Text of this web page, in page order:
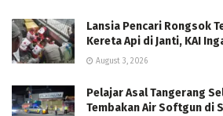
Lansia Pencari Rongsok
Kereta Api di Janti, KAI
August 3, 2026
Pelajar Asal Tangerang
Tembakan Air Softgun di